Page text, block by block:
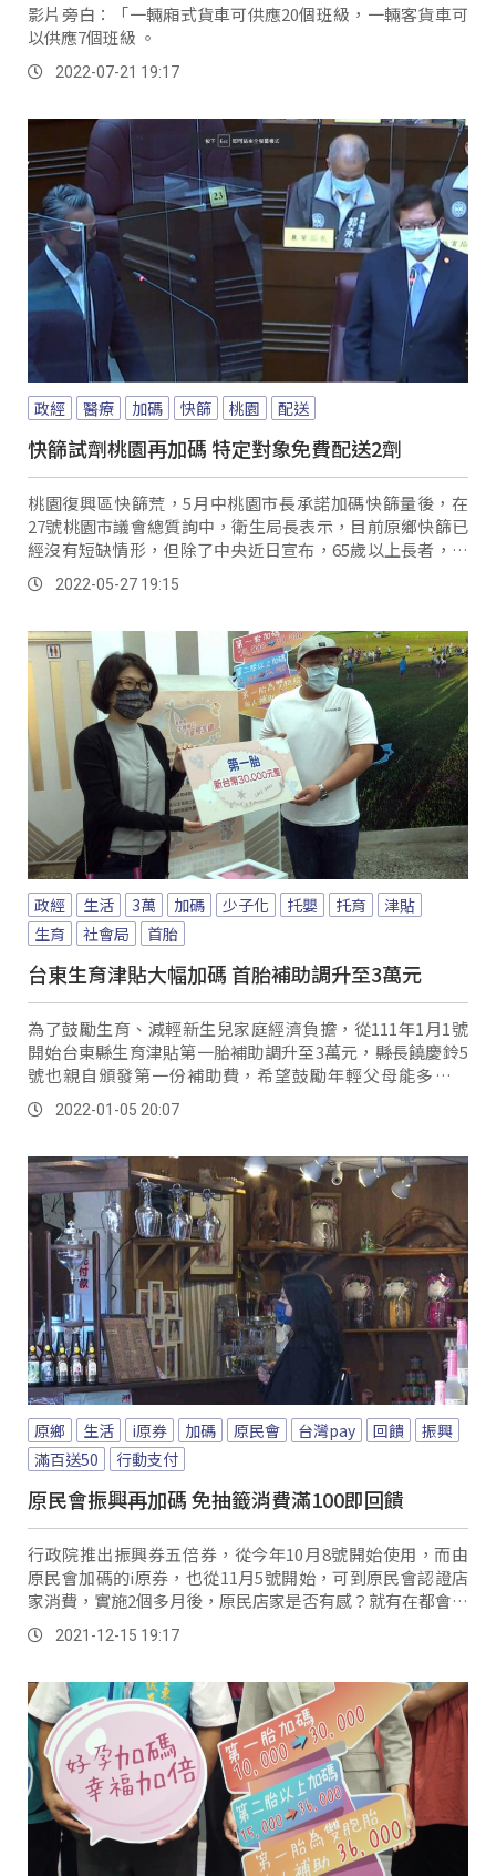
影片旁白：「一輛廂式貨車可供應20個班級，一輛客貨車可
以供應7個班級 。
2022-07-21 19:17
政經 醫療 加碼 快篩 桃園 配送
快篩試劑桃園再加碼 特定對象免費配送2劑
桃園復興區快篩荒，5月中桃園市長承諾加碼快篩量後，在
27號桃園市議會總質詢中，衛生局長表示，目前原鄉快篩已
經沒有短缺情形，但除了中央近日宣布，65歲以上長者，或
55歲以上原住民，只要在6月底前接種疫苗，就能獲得2劑免
費快篩外，下周桃園市將再加碼，配送長者2劑免費快篩試
2022-05-27 19:15
政經 生活 3萬 加碼 少子化 托嬰 托育
津貼
生育
社會局 首胎
台東生育津貼大幅加碼 首胎補助調升至3萬元
為了鼓勵生育、減輕新生兒家庭經濟負擔，從111年1月1號
開始台東縣生育津貼第一胎補助調升至3萬元，縣長饒慶鈴5
號也親自頒發第一份補助費，希望鼓勵年輕父母能多多生
育。2022-01-05 20:07
原鄉 生活 i原券 加碼 原民會 台灣pay 回饋
振興
滿百送50
行動支付
原民會振興再加碼 免抽籤消費滿100即回饋
行政院推出振興券五倍券，從今年10月8號開始使用，而由
原民會加碼的i原券，也從11月5號開始，可到原民會認證店
家消費，實施2個多月後，原民店家是否有感？就有在都會區
的原民店家表示，雖然受到疫情影響，讓銷售通路由實體轉
戰網路商店，但i原券的推出也讓店家增加顧客群。
2021-12-15 19:17